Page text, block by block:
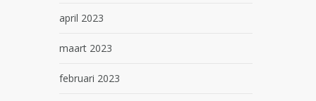
april 2023
maart 2023
februari 2023